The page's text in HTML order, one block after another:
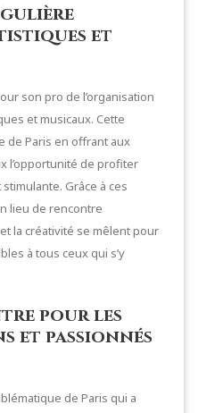
et
son pro de l’organisation
et musicaux. Cette
de Paris en offrant aux
l’opportunité de profiter
Grâce à ces
lieu de rencontre
la créativité se mêlent pour
à tous ceux qui s’y
pour les
et passionnés
de Paris qui a